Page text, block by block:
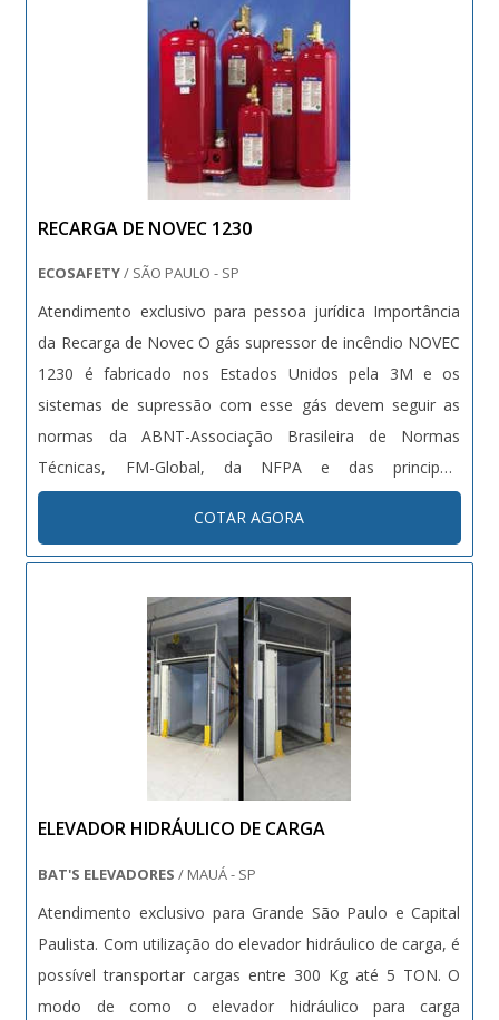
por ser comprometida com os serviços e altamente
qualificada, qualificações possíveis pelo fato de a
empresa possuir escritório de alta qualidade onde são
realizadas as atividades e tecnologia de ponta. Todos
esses fatores, agregados a uma equipe com
colaboradores proativos e especialistas dedicados a
atender os mais diversos tipos de clientes, garantem a
melhor experiência para os clientes com qualidade..
RECARGA DE NOVEC 1230
ECOSAFETY/ SÃO PAULO - SP
Atendimento exclusivo para pessoa jurídica Importância
da Recarga de Novec O gás supressor de incêndio NOVEC
1230 é fabricado nos Estados Unidos pela 3M e os
sistemas de supressão com esse gás devem seguir as
normas da ABNT-Associação Brasileira de Normas
Técnicas, FM-Global, da NFPA e das principais
seguradoras do mundo. Para assegurar a eficiência ao
longo do tempo, com um permanente programa de
manutenção preventiva e corretiva, é necess....
COTAR AGORA
ELEVADOR HIDRÁULICO DE CARGA
BAT'S ELEVADORES / MAUÁ - SP
Atendimento exclusivo para Grande São Paulo e Capital
Paulista. Com utilização do elevador hidráulico de carga, é
possível transportar cargas entre 300 Kg até 5 TON. O
modo de como o elevador hidráulico para carga